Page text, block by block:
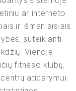
ar interneto
ir išmaniaisiais
suteikianti
Vienoje
fitneso klubų,
atidarymui.